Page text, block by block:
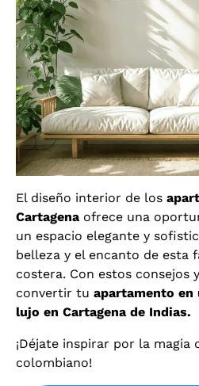
El diseño interior de los
Cartagena ofrece una
un espacio elegante y
belleza y el encanto de esta
costera. Con estos consejos
convertir tu apartamento en
lujo en Cartagena de Indias.
¡Déjate inspirar por la magia
colombiano!